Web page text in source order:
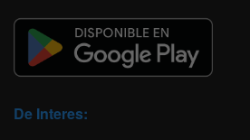
De Interes: